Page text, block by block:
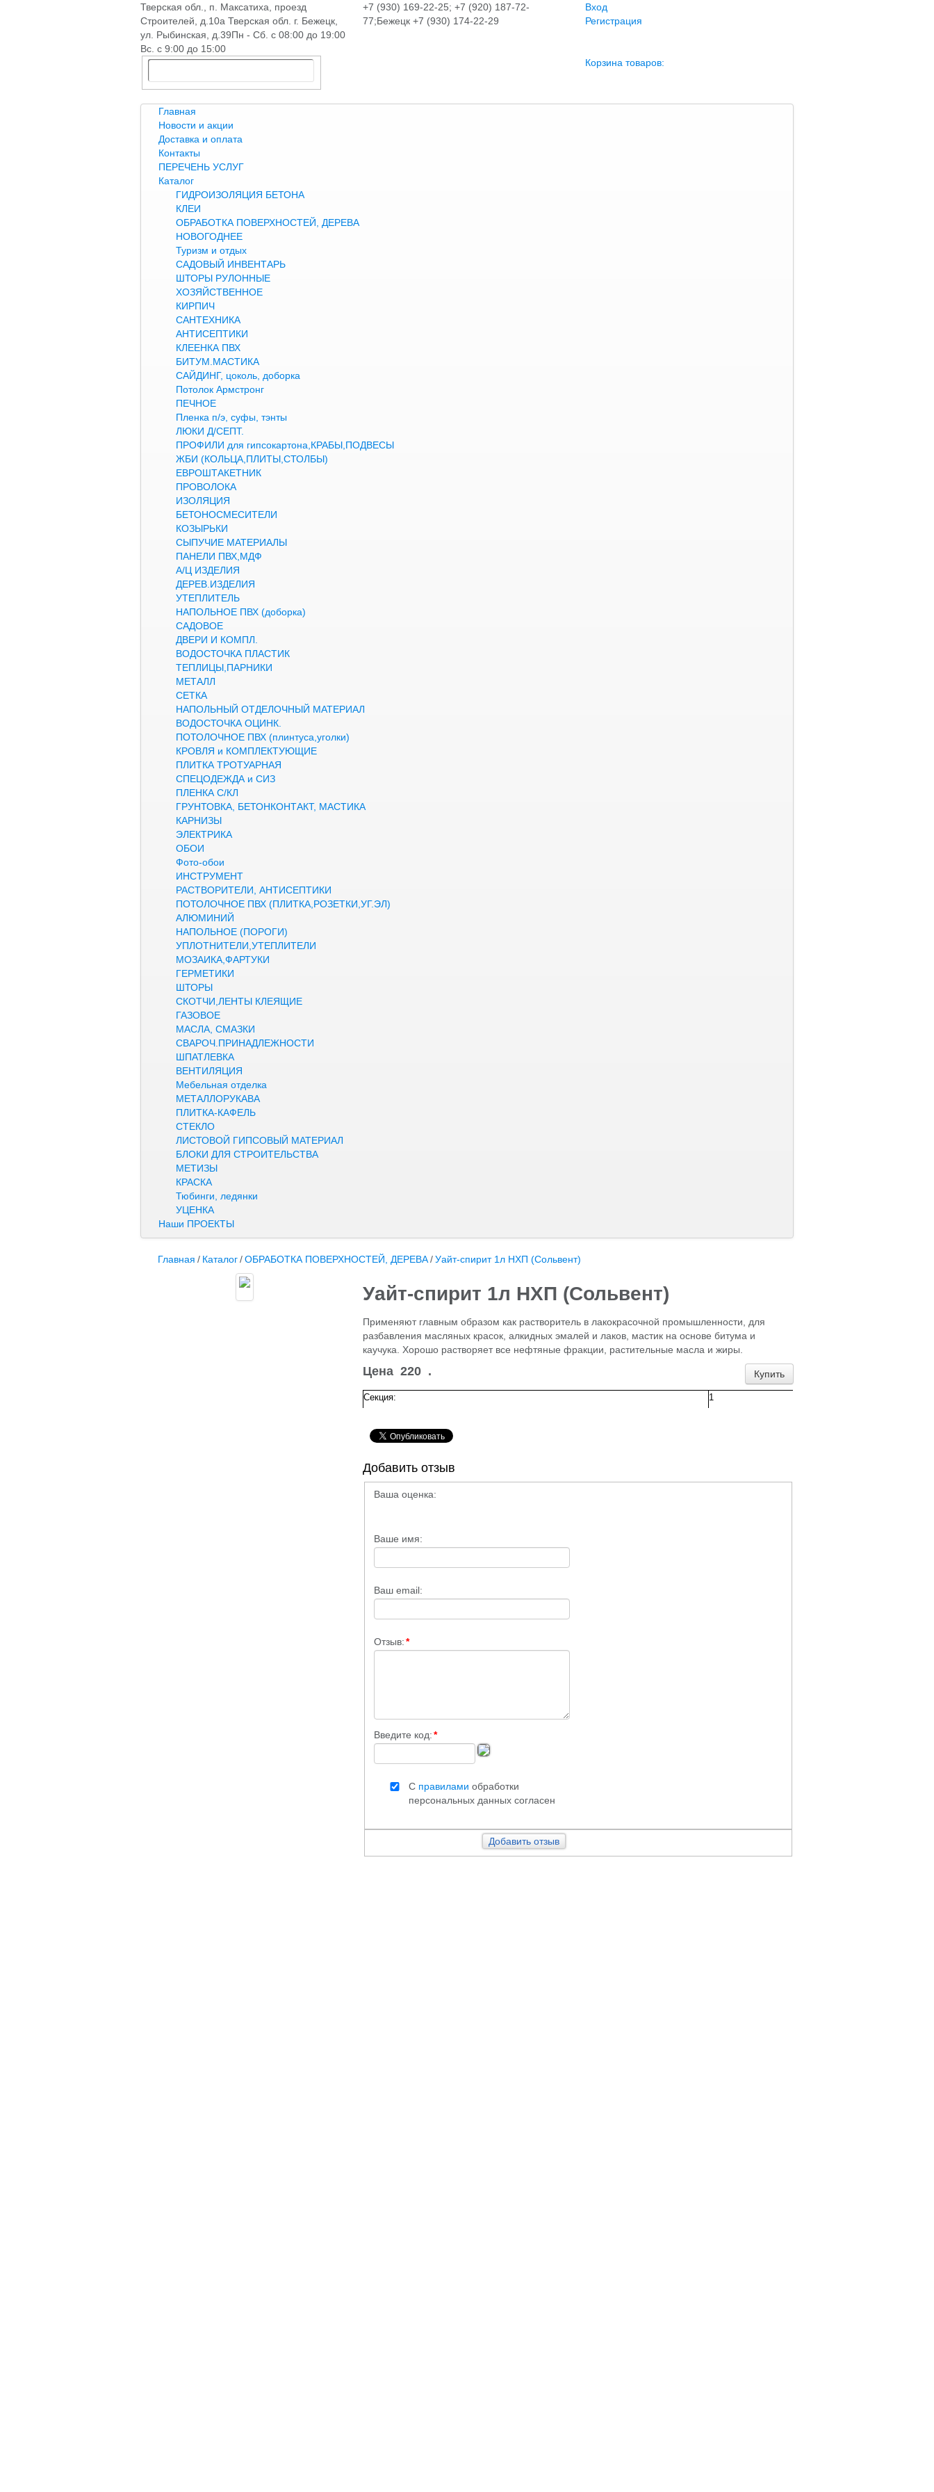
Тверская обл., п. Максатиха, проезд
Строителей, д.10а Тверская обл. г. Бежецк,
ул. Рыбинская, д.39Пн - Сб. с 08:00 до 19:00
Вс. с 9:00 до 15:00
+7 (930) 169-22-25; +7 (920) 187-72-
77;Бежецк +7 (930) 174-22-29
Вход
Регистрация
Корзина товаров:
Главная
Новости и акции
Доставка и оплата
Контакты
ПЕРЕЧЕНЬ УСЛУГ
Каталог
ГИДРОИЗОЛЯЦИЯ БЕТОНА
КЛЕИ
ОБРАБОТКА ПОВЕРХНОСТЕЙ, ДЕРЕВА
НОВОГОДНЕЕ
Туризм и отдых
САДОВЫЙ ИНВЕНТАРЬ
ШТОРЫ РУЛОННЫЕ
ХОЗЯЙСТВЕННОЕ
КИРПИЧ
САНТЕХНИКА
АНТИСЕПТИКИ
КЛЕЕНКА ПВХ
БИТУМ.МАСТИКА
САЙДИНГ, цоколь, доборка
Потолок Армстронг
ПЕЧНОЕ
Пленка п/э, суфы, тэнты
ЛЮКИ Д/СЕПТ.
ПРОФИЛИ для гипсокартона,КРАБЫ,ПОДВЕСЫ
ЖБИ (КОЛЬЦА,ПЛИТЫ,СТОЛБЫ)
ЕВРОШТАКЕТНИК
ПРОВОЛОКА
ИЗОЛЯЦИЯ
БЕТОНОСМЕСИТЕЛИ
КОЗЫРЬКИ
СЫПУЧИЕ МАТЕРИАЛЫ
ПАНЕЛИ ПВХ,МДФ
А/Ц ИЗДЕЛИЯ
ДЕРЕВ.ИЗДЕЛИЯ
УТЕПЛИТЕЛЬ
НАПОЛЬНОЕ ПВХ (доборка)
САДОВОЕ
ДВЕРИ И КОМПЛ.
ВОДОСТОЧКА ПЛАСТИК
ТЕПЛИЦЫ,ПАРНИКИ
МЕТАЛЛ
СЕТКА
НАПОЛЬНЫЙ ОТДЕЛОЧНЫЙ МАТЕРИАЛ
ВОДОСТОЧКА ОЦИНК.
ПОТОЛОЧНОЕ ПВХ (плинтуса,уголки)
КРОВЛЯ и КОМПЛЕКТУЮЩИЕ
ПЛИТКА ТРОТУАРНАЯ
СПЕЦОДЕЖДА и СИЗ
ПЛЕНКА С/КЛ
ГРУНТОВКА, БЕТОНКОНТАКТ, МАСТИКА
КАРНИЗЫ
ЭЛЕКТРИКА
ОБОИ
Фото-обои
ИНСТРУМЕНТ
РАСТВОРИТЕЛИ, АНТИСЕПТИКИ
ПОТОЛОЧНОЕ ПВХ (ПЛИТКА,РОЗЕТКИ,УГ.ЭЛ)
АЛЮМИНИЙ
НАПОЛЬНОЕ (ПОРОГИ)
УПЛОТНИТЕЛИ,УТЕПЛИТЕЛИ
МОЗАИКА,ФАРТУКИ
ГЕРМЕТИКИ
ШТОРЫ
СКОТЧИ,ЛЕНТЫ КЛЕЯЩИЕ
ГАЗОВОЕ
МАСЛА, СМАЗКИ
СВАРОЧ.ПРИНАДЛЕЖНОСТИ
ШПАТЛЕВКА
ВЕНТИЛЯЦИЯ
Мебельная отделка
МЕТАЛЛОРУКАВА
ПЛИТКА-КАФЕЛЬ
СТЕКЛО
ЛИСТОВОЙ ГИПСОВЫЙ МАТЕРИАЛ
БЛОКИ ДЛЯ СТРОИТЕЛЬСТВА
МЕТИЗЫ
КРАСКА
Тюбинги, ледянки
УЦЕНКА
Наши ПРОЕКТЫ
Главная / Каталог/ОБРАБОТКА ПОВЕРХНОСТЕЙ, ДЕРЕВА/Уайт-спирит 1л НХП (Сольвент)
Уайт-спирит 1л НХП (Сольвент)
Применяют главным образом как растворитель в лакокрасочной промышленности, для
разбавления масляных красок, алкидных эмалей и лаков, мастик на основе битума и
каучука. Хорошо растворяет все нефтяные фракции, растительные масла и жиры.
Купить
Цена 220 .
Секция: 1
Добавить отзыв
Ваша оценка:
Ваше имя:
Ваш email:
Отзыв:*
Введите код:*
С правилами обработки
персональных данных согласен